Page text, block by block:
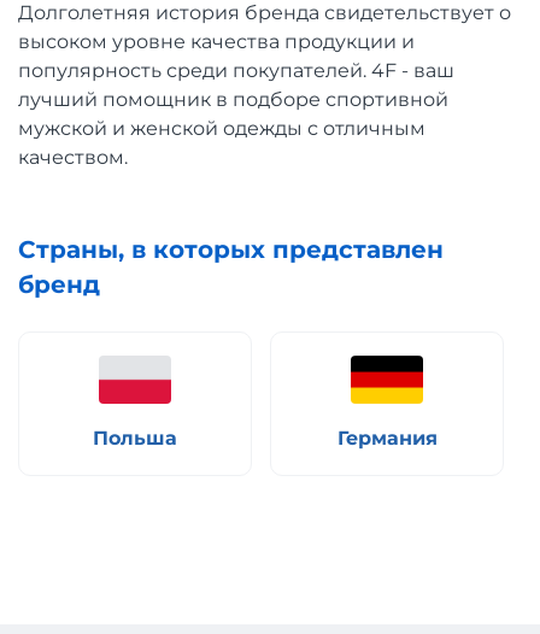
Долголетняя история бренда свидетельствует о
высоком уровне качества продукции и
популярность среди покупателей. 4F - ваш
лучший помощник в подборе спортивной
мужской и женской одежды с отличным
качеством.
Страны, в которых представлен
бренд
Польша Германия